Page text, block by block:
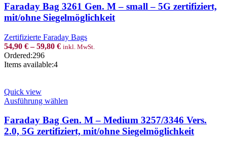
has
multiple
variants.
options
may
page
Faraday Bag 3261 Gen. M – small – 5G zertifiziert,
mit/ohne Siegelmöglichkeit
Zertifizierte Faraday Bags
54,90 €–59,80 € inkl. MwSt.
Ordered:296
Items available:4
Quick view
Ausführung wählen
has
multiple
variants.
Faraday Bag Gen. M – Medium 3257/3346 Vers.
2.0, 5G zertifiziert, mit/ohne Siegelmöglichkeit